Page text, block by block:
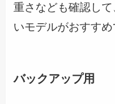
重さなども確認し
いモデルがおすすめ
バックアップ用